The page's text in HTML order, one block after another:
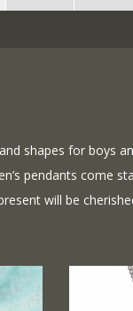
shapes for boys
pendants come
will be